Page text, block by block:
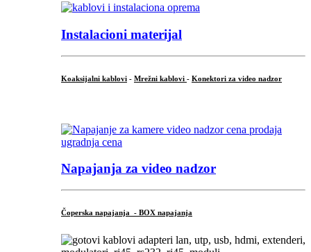
Instalacioni materijal
Koaksijalni kablovi - Mrežni kablovi - Konektori za video nadzor
Napajanja za video nadzor
Čoperska napajanja - BOX napajanja